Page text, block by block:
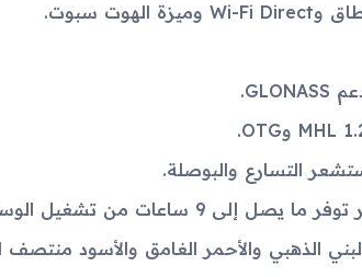
التسارع والبوصلة.
الذهبي والأحمر الغامق والأسود منتصف